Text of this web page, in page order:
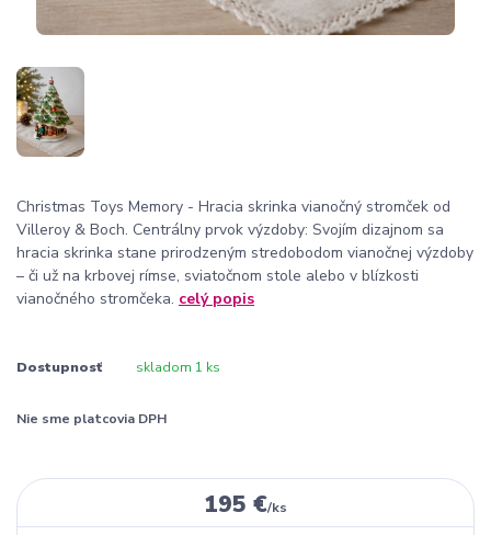
Christmas Toys Memory - Hracia skrinka vianočný stromček od
Villeroy & Boch. Centrálny prvok výzdoby: Svojím dizajnom sa
hracia skrinka stane prirodzeným stredobodom vianočnej výzdoby
– či už na krbovej rímse, sviatočnom stole alebo v blízkosti
vianočného stromčeka. celý popis
Dostupnosť skladom 1 ks
Nie sme platcovia DPH
195 €/ks